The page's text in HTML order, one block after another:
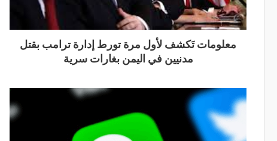
معلومات تَكشف لأول مرة تورط إدارة ترامب بقتل
مدنيين في اليمن بغارات سرية